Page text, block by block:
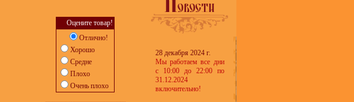
Оцените товар!
Отлично!
Хорошо
Средне
Плохо
Очень плохо
28 декабря 2024 г.
Мы работаем все дни
с 10:00 до 22:00 по
31.12.2024
включительно!